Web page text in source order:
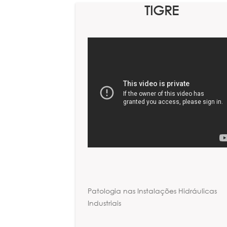
TIGRE
Patologia nas Instalações Hidráulicas
Industriais